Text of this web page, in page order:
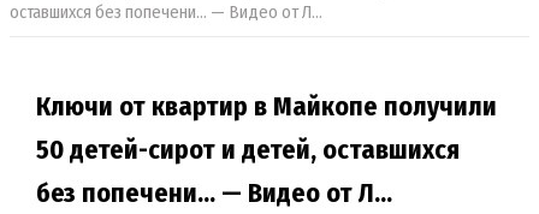
оставшихся без попечени… — Видео от Л…
Ключи от квартир в Майкопе получили
50 детей-сирот и детей, оставшихся
без попечени… — Видео от Л…